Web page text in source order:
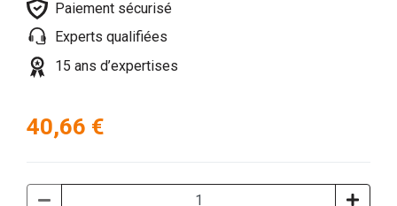
Paiement sécurisé
Experts qualifiées
15 ans d’expertises
40,66 €